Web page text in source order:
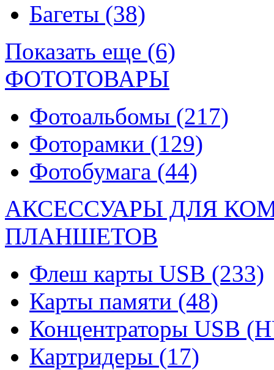
Багеты (38)
Показать еще (6)
ФОТОТОВАРЫ
Фотоальбомы (217)
Фоторамки (129)
Фотобумага (44)
АКСЕССУАРЫ ДЛЯ
ПЛАНШЕТОВ
Флеш карты USB (233)
Карты памяти (48)
Концентраторы USB
Картридеры (17)